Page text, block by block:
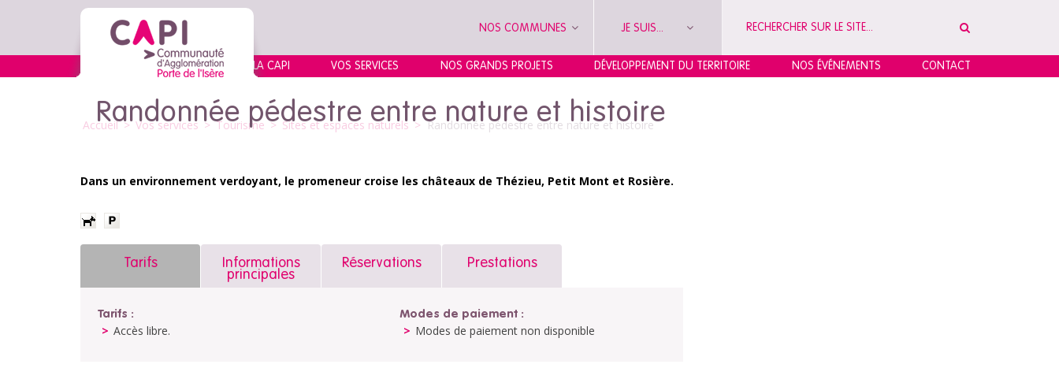
NOS COMMUNES JE SUIS...
LA CAPI VOS SERVICES NOS GRANDS PROJETS DÉVELOPPEMENT DU TERRITOIRE NOS ÉVÉNEMENTS CONTACT
Accueil>Vos services >Tourisme > Sites et espaces naturels >Randonnée pédestre entre nature et histoire
Randonnée pédestre entre nature et histoire
Dans un environnement verdoyant, le promeneur croise les châteaux de Thézieu, Petit Mont et Rosière.
Tarifs
Tarifs :
Accès libre.
Modes de paiement :
Modes de paiement non disponible
Informations
principales
Réservations Prestations